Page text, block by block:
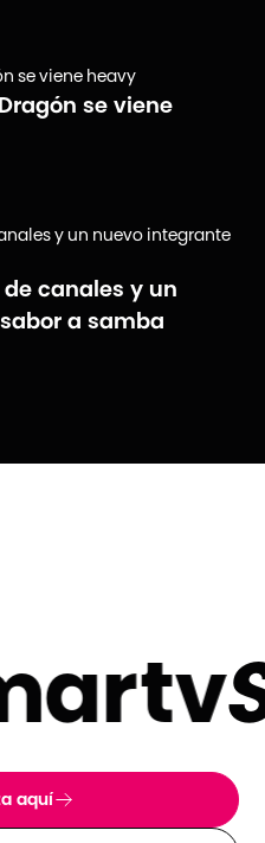
se viene
de canales y un
a samba
aquí